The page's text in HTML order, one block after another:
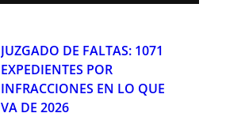
JUZGADO DE FALTAS: 1071
EXPEDIENTES POR
INFRACCIONES EN LO QUE
VA DE 2026